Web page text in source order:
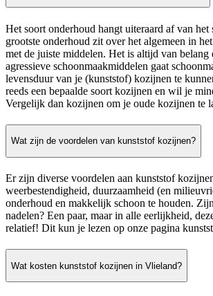
Het soort onderhoud hangt uiteraard af van
grootste onderhoud zit over het algemeen in
met de juiste middelen. Het is altijd van belang
agressieve schoonmaakmiddelen gaat
levensduur van je (kunststof) kozijnen te
reeds een bepaalde soort kozijnen en wil je
Vergelijk dan kozijnen om je oude kozijnen te
Wat zijn de voordelen van kunststof kozijnen?
Er zijn diverse voordelen aan kunststof
weerbestendigheid, duurzaamheid (en
onderhoud en makkelijk schoon te houden.
nadelen? Een paar, maar in alle eerlijkheid,
relatief! Dit kun je lezen op onze pagina
Wat kosten kunststof kozijnen in Vlieland?